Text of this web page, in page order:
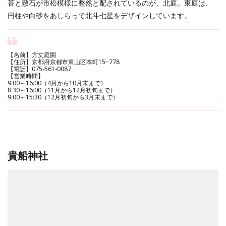
苔と敷石が市松模様に整然と配されているのが、北庭。東庭は、
円柱や白砂をあしらって北斗七星をデザインしています。
【名前】方丈庭園
【住所】京都府京都市東山区本町15−778
【電話】075-561-0087
【営業時間】
9:00～16:00（4月から10月末まで）
8:30～16:00（11月から12月初旬まで）
9:00～15:30（12月初旬から3月末まで）
貴船神社